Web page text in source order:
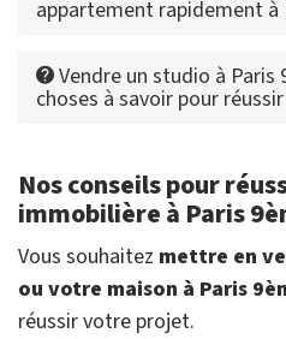
appartement rapidement à
Vendre un studio à Paris
choses à savoir pour
Nos conseils pour
immobilière à Paris
Vous souhaitez mettre en
ou votre maison à Paris
réussir votre projet.